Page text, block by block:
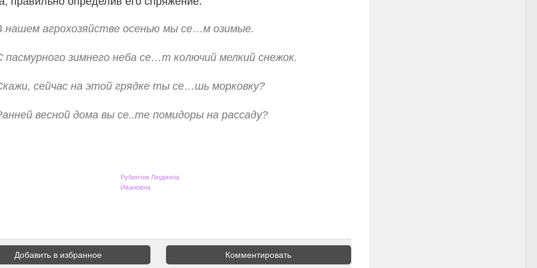
нашем агрохозяйстве осенью мы се…м озимые.
пасмурного зимнего неба се…т колючий мелкий снежок.
сейчас на этой грядке ты се…шь морковку?
весной дома вы се..те помидоры на рассаду?
Рубинчик Людмила
Ивановна
Добавить в избранное Комментировать